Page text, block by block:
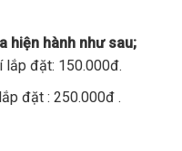
hiện hành như sau;
lắp đặt: 150.000đ.
đặt : 250.000đ .